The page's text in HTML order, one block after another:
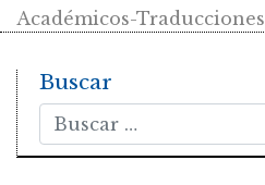
Académicos-Traducciones
Buscar
Buscar